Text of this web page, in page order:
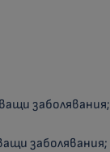
заболявания;
заболявания;